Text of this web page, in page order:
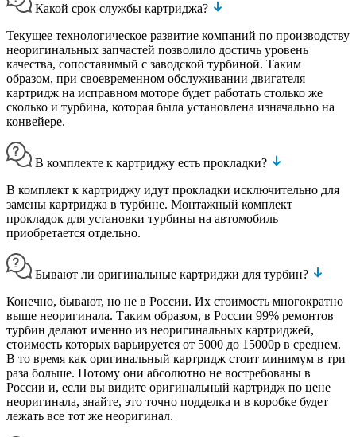
Какой срок службы картриджа?
Текущее технологическое развитие компаний по производству
неоригинальных запчастей позволило достичь уровень
качества, сопоставимый с заводской турбиной. Таким
образом, при своевременном обслуживании двигателя
картридж на исправном моторе будет работать столько же
сколько и турбина, которая была установлена изначально на
конвейере.
В комплекте к картриджу есть прокладки?
В комплект к картриджу идут прокладки исключительно для
замены картриджа в турбине. Монтажный комплект
прокладок для установки турбины на автомобиль
приобретается отдельно.
Бывают ли оригинальные картриджи для турбин?
Конечно, бывают, но не в России. Их стоимость многократно
выше неоригинала. Таким образом, в России 99% ремонтов
турбин делают именно из неоригинальных картриджей,
стоимость которых варьируется от 5000 до 15000р в среднем.
В то время как оригинальный картридж стоит минимум в три
раза больше. Потому они абсолютно не востребованы в
России и, если вы видите оригинальный картридж по цене
неоригинала, знайте, это точно подделка и в коробке будет
лежать все тот же неоригинал.